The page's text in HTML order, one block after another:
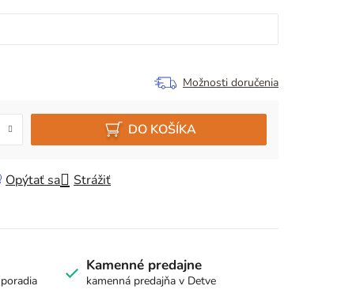
Možnosti doručenia
DO KOŠÍKA
Opýtať sa Strážiť
Kamenné predajne
kamenná predajňa v Detve